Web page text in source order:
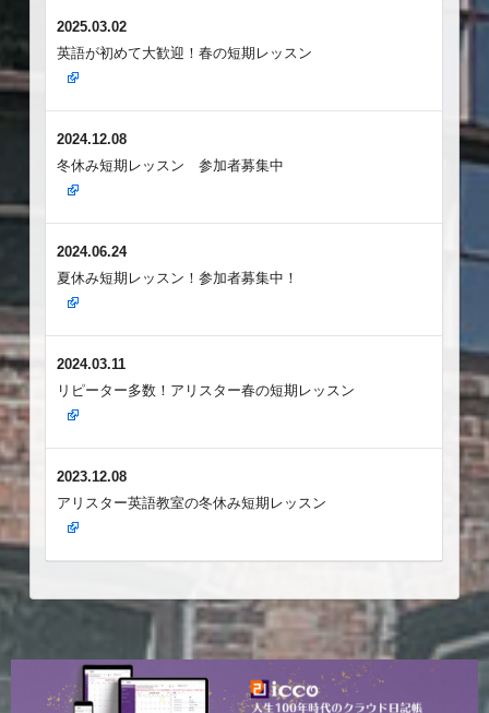
2025.03.02
英語が初めて大歓迎！春の短期レッスン
2024.12.08
冬休み短期レッスン 参加者募集中
2024.06.24
夏休み短期レッスン！参加者募集中！
2024.03.11
リピーター多数！アリスター春の短期レッスン
2023.12.08
アリスター英語教室の冬休み短期レッスン